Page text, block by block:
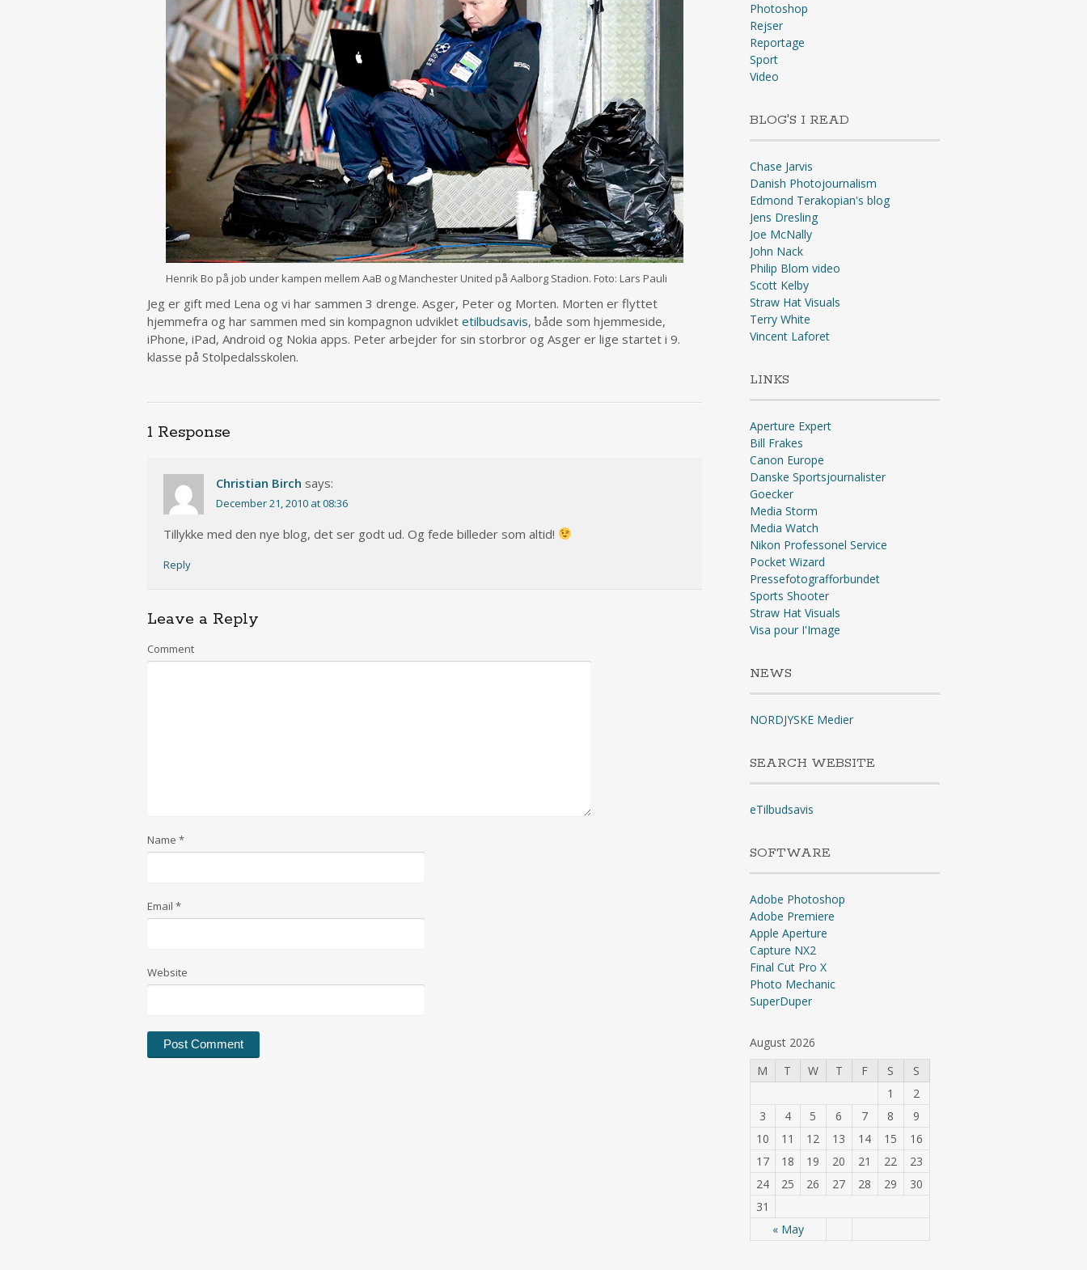
Henrik Bo på job under kampen mellem AaB og Manchester United på Aalborg Stadion. Foto: Lars Pauli
Jeg er gift med Lena og vi har sammen 3 drenge. Asger, Peter og Morten. Morten er flyttet
hjemmefra og har sammen med sin kompagnon udviklet etilbudsavis, både som hjemmeside,
iPhone, iPad, Android og Nokia apps. Peter arbejder for sin storbror og Asger er lige startet i 9.
klasse på Stolpedalsskolen.
1 Response
Christian Birch says:
December 21, 2010 at 08:36
Tillykke med den nye blog, det ser godt ud. Og fede billeder som altid!
Reply
Leave a Reply
Comment
Name *
Email *
Website
Photoshop
Rejser
Reportage
Sport
Video
BLOG'S I READ
Chase Jarvis
Danish Photojournalism
Edmond Terakopian's blog
Jens Dresling
Joe McNally
John Nack
Philip Blom video
Scott Kelby
Straw Hat Visuals
Terry White
Vincent Laforet
LINKS
Aperture Expert
Bill Frakes
Canon Europe
Danske Sportsjournalister
Goecker
Media Storm
Media Watch
Nikon Professonel Service
Pocket Wizard
Pressefotografforbundet
Sports Shooter
Straw Hat Visuals
Visa pour I'Image
NEWS
NORDJYSKE Medier
SEARCH WEBSITE
eTilbudsavis
SOFTWARE
Adobe Photoshop
Adobe Premiere
Apple Aperture
Capture NX2
Final Cut Pro X
Photo Mechanic
SuperDuper
August 2026
M
T W T F S S
« May
1
2
3
4 5 6 7 8
9
10
11 12 13 14 15
16
17
18 19 20 21 22
23
24
25 26 27 28 29
30
31